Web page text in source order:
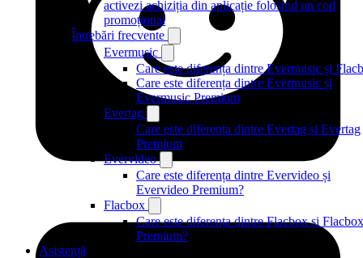
activezi achiziția din aplicație folosind un cod
promoțional
Întrebări frecvente
Evermusic
Care este diferența dintre Evermusic și
Care este diferența dintre Evermusic și
Evermusic Premium
Evertag
Care este diferența dintre Evertag și Evertag
Premium
Evervideo
Care este diferența dintre Evervideo și
Evervideo Premium?
Flacbox
Care este diferența dintre Flacbox și Flacbox
Premium?
Asistență